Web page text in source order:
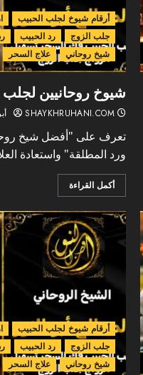
أرقام شيوخ لجلب الحبيب
جلب الزوج
رد الحبيب
شيخ روحاني
علاج السحر
شيوخ روحانيين
SHAYKHRUHANI.COM
تعرف على "أفضل شيخ
ورد المطلقة" واستعادة
أكمل القراءة
أرقام شيوخ لجلب الحبيب
جلب الزوج
رد الحبيب
شيخ روحاني
علاج السحر